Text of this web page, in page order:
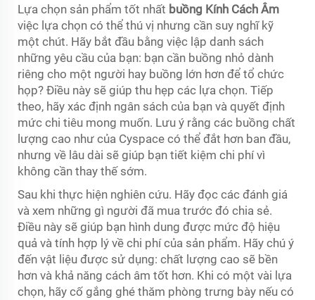
Lựa chọn sản phẩm tốt nhất buồng Kính Cách Âm
việc lựa chọn có thể thú vị nhưng cần suy nghĩ kỹ
một chút. Hãy bắt đầu bằng việc lập danh sách
những yêu cầu của bạn: bạn cần buồng nhỏ dành
riêng cho một người hay buồng lớn hơn để tổ chức
họp? Điều này sẽ giúp thu hẹp các lựa chọn. Tiếp
theo, hãy xác định ngân sách của bạn và quyết định
mức chi tiêu mong muốn. Lưu ý rằng các buồng chất
lượng cao như của Cyspace có thể đắt hơn ban đầu,
nhưng về lâu dài sẽ giúp bạn tiết kiệm chi phí vì
không cần thay thế sớm.
Sau khi thực hiện nghiên cứu. Hãy đọc các đánh giá
và xem những gì người đã mua trước đó chia sẻ.
Điều này sẽ giúp bạn hình dung được mức độ hiệu
quả và tính hợp lý về chi phí của sản phẩm. Hãy chú ý
đến vật liệu được sử dụng: chất lượng cao sẽ bền
hơn và khả năng cách âm tốt hơn. Khi có một vài lựa
chọn, hãy cố gắng ghé thăm phòng trưng bày nếu có